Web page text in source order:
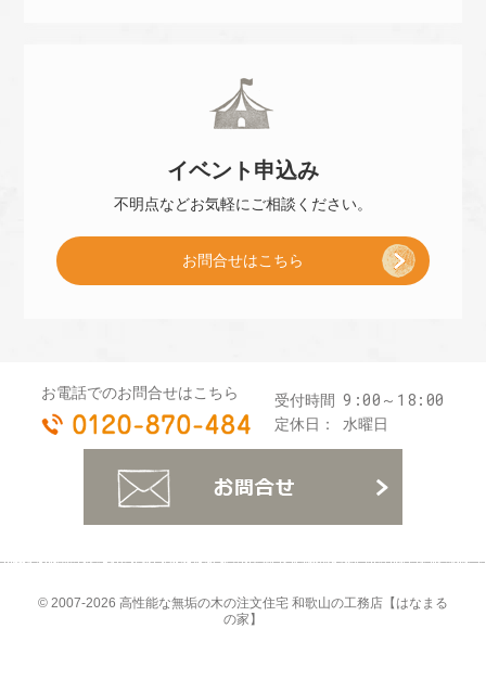
プ
ゼ
イベント 申込み
不明点などお気軽に ご相談ください。
お問合せはこちら
お電話でのお問合せはこちら
0120-870-484
受付時間 9:00～18:00
定休日： 水曜日
© 2007-2026 高性能な無垢の木の注文住宅 和歌山の工務店【はなまる
の家】